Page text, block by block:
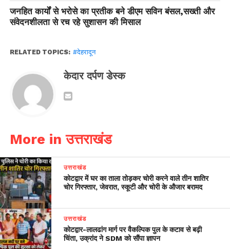
जनहित कार्यों से भरोसे का प्रतीक बने डीएम सविन बंसल,सख्ती और
संवेदनशीलता से रच रहे सुशासन की मिसाल
RELATED TOPICS: #देहरादून
केदार दर्पण डेस्क
More in उत्तराखंड
उत्तराखंड
कोटद्वार में घर का ताला तोड़कर चोरी करने वाले तीन शातिर
चोर गिरफ्तार, जेवरात, स्कूटी और चोरी के औजार बरामद
उत्तराखंड
​कोटद्वार-लालढांग मार्ग पर वैकल्पिक पुल के कटाव से बढ़ी
चिंता, उक्रांद ने SDM को सौंपा ज्ञापन